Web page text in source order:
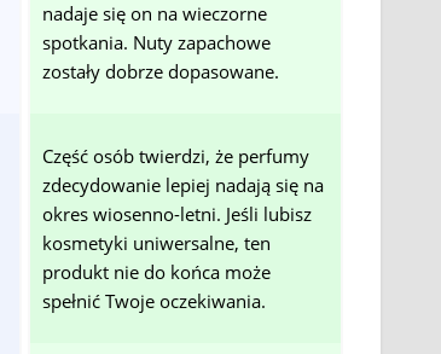
nadaje się on na wieczorne
spotkania. Nuty zapachowe
zostały dobrze dopasowane.
Część osób twierdzi, że perfumy
zdecydowanie lepiej nadają się na
okres wiosenno-letni. Jeśli lubisz
kosmetyki uniwersalne, ten
produkt nie do końca może
spełnić Twoje oczekiwania.